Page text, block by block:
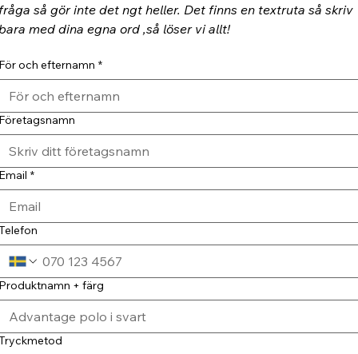
så gör inte det ngt heller. Det finns en textruta så skriv
med dina egna ord ,så löser vi allt!
och efternamn *
*
+ färg